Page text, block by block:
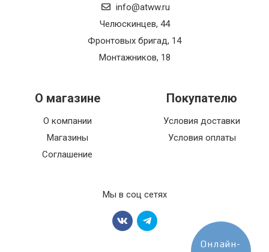
info@atww.ru
Челюскинцев, 44
Фронтовых бригад, 14
Монтажников, 18
О магазине
О компании
Магазины
Соглашение
Покупателю
Условия доставки
Условия оплаты
Мы в соц сетях
Онлайн-